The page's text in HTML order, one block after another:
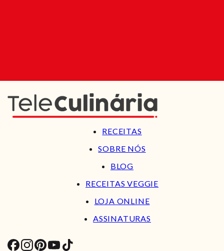
RECEITAS
SOBRE NÓS
BLOG
RECEITAS VEGGIE
LOJA ONLINE
ASSINATURAS